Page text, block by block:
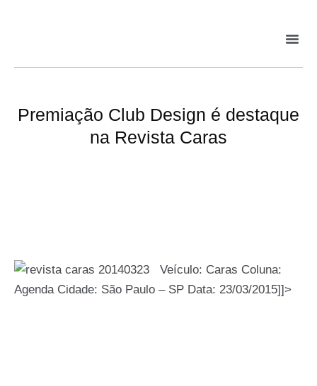
Premiação Club Design é destaque
na Revista Caras
Veículo: Caras Coluna:
Agenda Cidade: São Paulo – SP Data: 23/03/2015]]>